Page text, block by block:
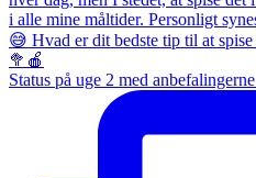
Status på uge 2 med anbefalingerne